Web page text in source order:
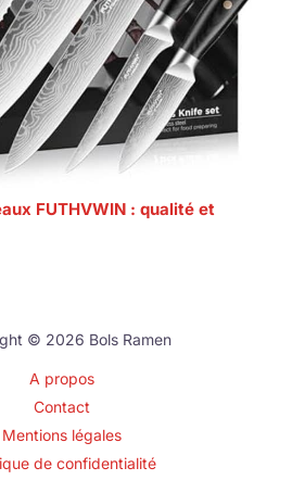
FUTHVWIN : qualité et
© 2026 Bols Ramen
A propos
Contact
Mentions légales
de confidentialité